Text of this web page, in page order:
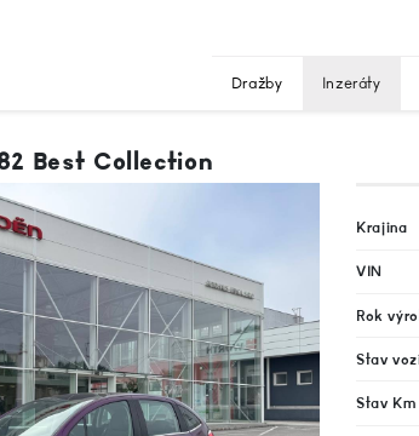
Dražby Inzeráty
Best Collection
Krajina
VIN
Rok
Stav
Stav Km